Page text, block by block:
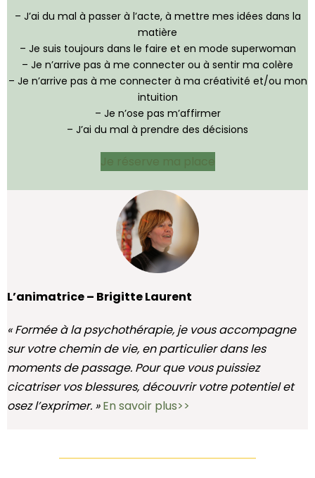
– J’ai du mal à passer à l’acte, à mettre mes idées dans la
matière
– Je suis toujours dans le faire et en mode superwoman
– Je n’arrive pas à me connecter ou à sentir ma colère
– Je n’arrive pas à me connecter à ma créativité et/ou mon
intuition
– Je n’ose pas m’affirmer
– J’ai du mal à prendre des décisions
L’animatrice – Brigitte Laurent
« Formée à la psychothérapie, je vous accompagne
sur votre chemin de vie, en particulier dans les
moments de passage. Pour que vous puissiez
cicatriser vos blessures, découvrir votre potentiel et
osez l’exprimer. » En savoir plus>>